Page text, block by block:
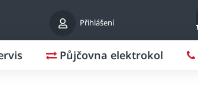
Přihlášení
Půjčovna elektrokol